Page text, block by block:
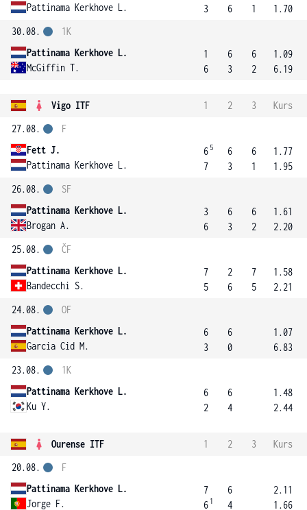
Pattinama Kerkhove L.
3
6
1
1.70
30.08.
Pattinama Kerkhove L.
McGiffin T.
1K
1
6
6
3
6
2
1.09
6.19
Vigo ITF 1 2 3
Kurs
27.08.
Fett J.
Pattinama Kerkhove L.
F
6 5
7
6
3
6
1
1.77
1.95
26.08.
Pattinama Kerkhove L.
Brogan A.
SF
3
6
6
3
6
2
1.61
2.20
25.08.
Pattinama Kerkhove L.
Bandecchi S.
ČF
7
5
2
6
7
5
1.58
2.21
24.08.
Pattinama Kerkhove L.
Garcia Cid M.
OF
6
3
6
0
1.07
6.83
23.08.
Pattinama Kerkhove L.
Ku Y.
1K
6
2
6
4
1.48
2.44
Ourense ITF 1 2 3
Kurs
20.08.
Pattinama Kerkhove L.
Jorge F.
F
7
6 1
6
4
2.11
1.66